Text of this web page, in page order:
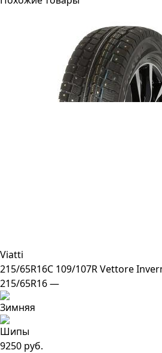
Viatti
215/65R16C 109/107R Vettore
215/65R16 —
9250 руб.